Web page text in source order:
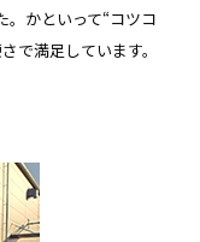
。かといって“コツコ
で満足しています。